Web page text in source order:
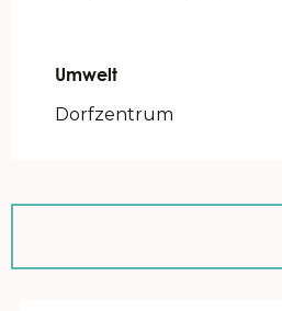
Umwelt
Umwelt
Dorfzentrum